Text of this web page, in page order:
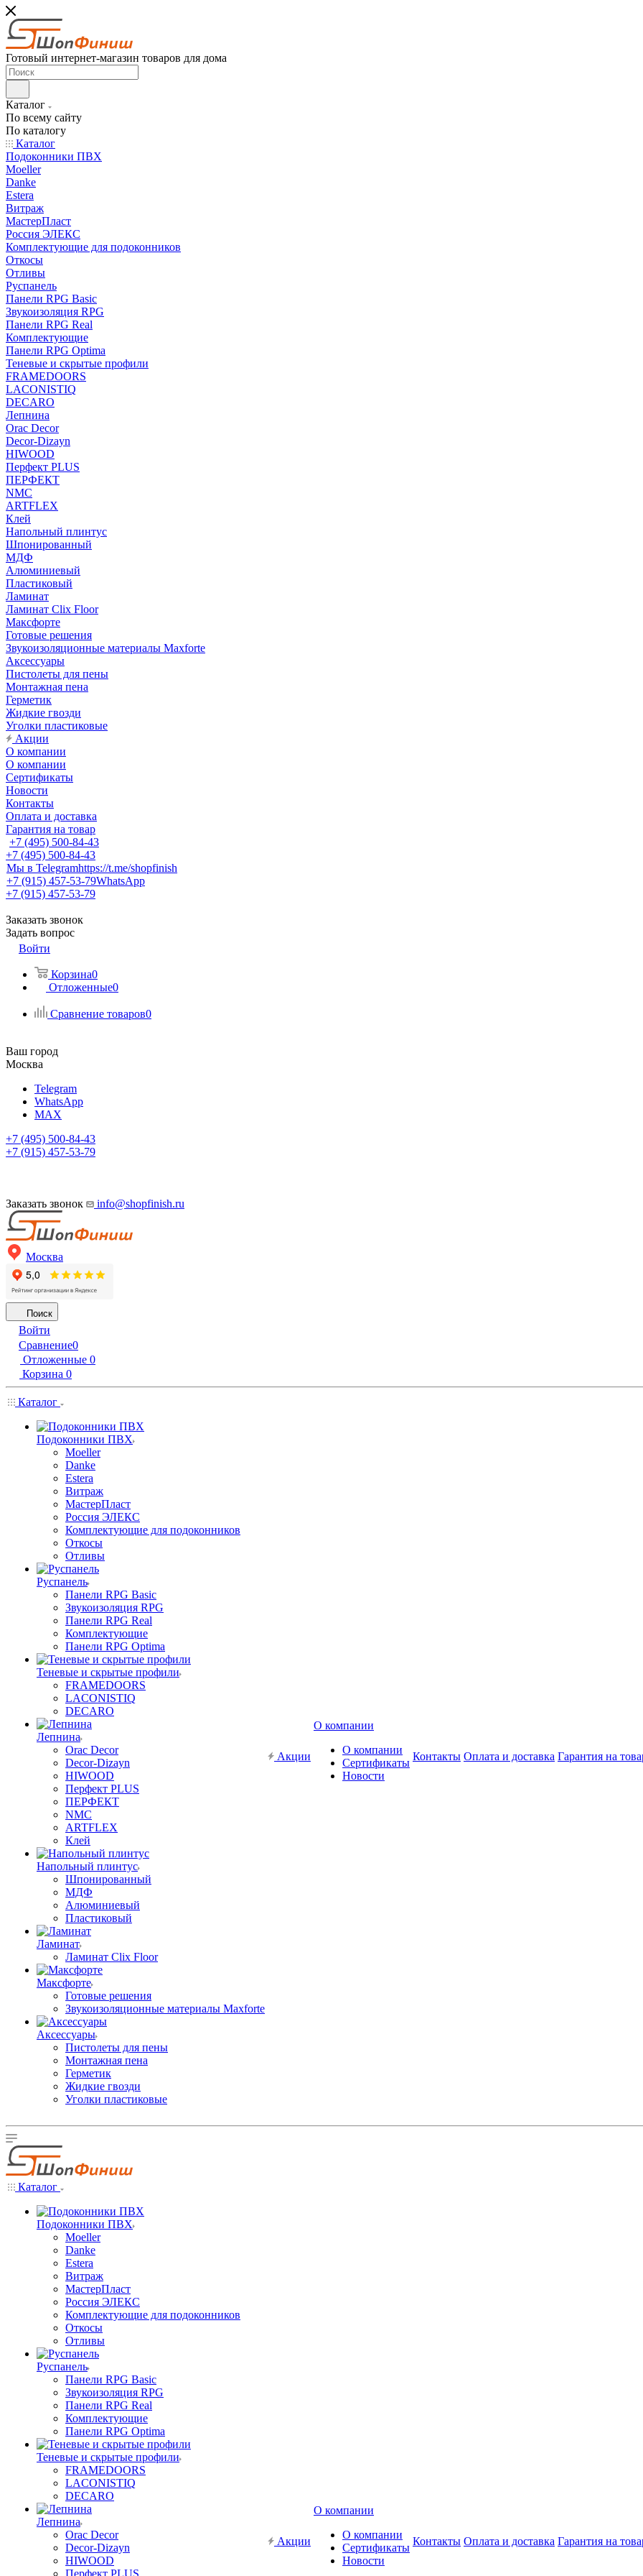
Готовый интернет-магазин товаров для дома
Каталог
По всему сайту
По каталогу
Каталог
Подоконники ПВХ
Moeller
Danke
Estera
Витраж
МастерПласт
Россия ЭЛЕКС
Комплектующие для подоконников
Откосы
Отливы
Руспанель
Панели RPG Basic
Звукоизоляция RPG
Панели RPG Real
Комплектующие
Панели RPG Optima
Теневые и скрытые профили
FRAMEDOORS
LACONISTIQ
DECARO
Лепнина
Orac Decor
Decor-Dizayn
HIWOOD
Перфект PLUS
ПЕРФЕКТ
NMC
ARTFLEX
Клей
Напольный плинтус
Шпонированный
МДФ
Алюминиевый
Пластиковый
Ламинат
Ламинат Clix Floor
Максфорте
Готовые решения
Звукоизоляционные материалы Maxforte
Аксессуары
Пистолеты для пены
Монтажная пена
Герметик
Жидкие гвозди
Уголки пластиковые
Акции
О компании
О компании
Сертификаты
Новости
Контакты
Оплата и доставка
Гарантия на товар
+7 (495) 500-84-43
+7 (495) 500-84-43
Мы в Telegramhttps://t.me/shopfinish
+7 (915) 457-53-79WhatsApp
+7 (915) 457-53-79
Заказать звонок
Задать вопрос
Войти
Корзина0
Отложенные0
Сравнение товаров0
Ваш город
Москва
Telegram
WhatsApp
MAX
+7 (495) 500-84-43
+7 (915) 457-53-79
Заказать звонок info@shopfinish.ru
Москва
Поиск
Войти
Сравнение0
Отложенные 0
Корзина 0
Каталог
Подоконники ПВХ
Moeller
Danke
Estera
Витраж
МастерПласт
Россия ЭЛЕКС
Комплектующие для подоконников
Откосы
Отливы
Руспанель
Панели RPG Basic
Звукоизоляция RPG
Панели RPG Real
Комплектующие
Панели RPG Optima
Теневые и скрытые профили
FRAMEDOORS
LACONISTIQ
DECARO
Лепнина
Orac Decor
Decor-Dizayn
HIWOOD
Перфект PLUS
ПЕРФЕКТ
NMC
ARTFLEX
Клей
Напольный плинтус
Шпонированный
МДФ
Алюминиевый
Пластиковый
Ламинат
Ламинат Clix Floor
Максфорте
Готовые решения
Звукоизоляционные материалы Maxforte
Аксессуары
Пистолеты для пены
Монтажная пена
Герметик
Жидкие гвозди
Уголки пластиковые
Акции
О компании
О компании
Сертификаты
Новости
Контакты Оплата и доставка Гарантия на
Каталог
Подоконники ПВХ
Moeller
Danke
Estera
Витраж
МастерПласт
Россия ЭЛЕКС
Комплектующие для подоконников
Откосы
Отливы
Руспанель
Панели RPG Basic
Звукоизоляция RPG
Панели RPG Real
Комплектующие
Панели RPG Optima
Теневые и скрытые профили
FRAMEDOORS
LACONISTIQ
DECARO
Лепнина
Orac Decor
Decor-Dizayn
HIWOOD
Перфект PLUS
Акции
О компании
О компании
Сертификаты
Новости
Контакты Оплата и доставка Гарантия на